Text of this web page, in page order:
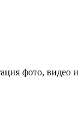
фото, видео и